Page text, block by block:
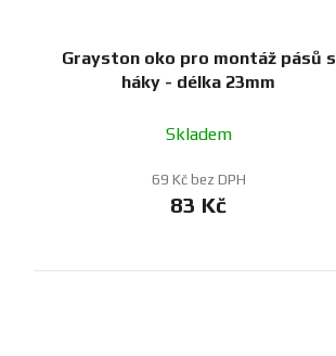
Grayston oko pro montáž pásů s
háky - délka 23mm
Skladem
69 Kč bez DPH
83 Kč